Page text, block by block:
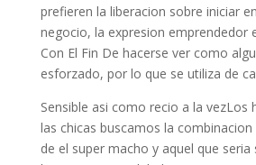
prefieren la liberacion sobre iniciar
negocio, la expresion emprendedor
Con El Fin De hacerse ver como
esforzado, por lo que se utiliza de
Sensible asi­ como recio a la vezLos
las chicas buscamos la
de el super macho y aquel que seri­a